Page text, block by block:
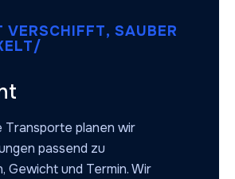
VERSCHIFFT, SAUBER
planen wir
passend zu
Gewicht und Termin. Wir